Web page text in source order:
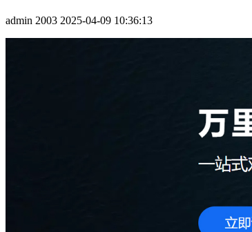
admin 2003 2025-04-09 10:36:13